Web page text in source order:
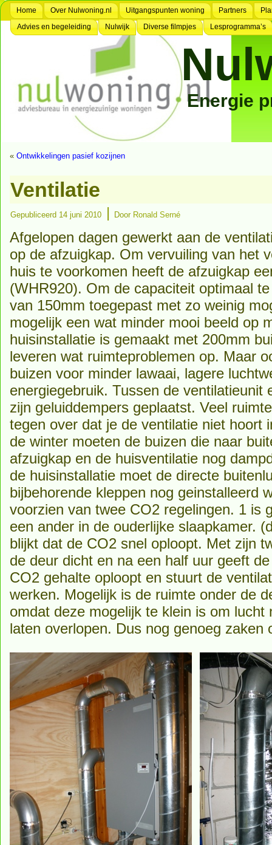
Home Over Nulwoning.nl Uitgangspunten woning Partners
Advies en begeleiding
Nulwijk Diverse filmpjes Lesprogramma’s
Energie
« Ontwikkelingen pasief kozijnen
Ventilatie
Gepubliceerd 14 juni 2010 | Door Ronald Serné
Afgelopen dagen gewerkt aan de
op de afzuigkap. Om vervuiling van het
huis te voorkomen heeft de afzuigkap
(WHR920). Om de capaciteit optimaal
van 150mm toegepast met zo weinig
mogelijk een wat minder mooi beeld op
huisinstallatie is gemaakt met 200mm
leveren wat ruimteproblemen op. Maar
buizen voor minder lawaai, lagere
energiegebruik. Tussen de ventilatieunit
zijn geluiddempers geplaatst. Veel
tegen over dat je de ventilatie niet hoort
de winter moeten de buizen die naar
afzuigkap en de huisventilatie nog
de huisinstallatie moet de directe
bijbehorende kleppen nog geinstalleerd
voorzien van twee CO2 regelingen. 1 is
een ander in de ouderlijke slaapkamer.
blijkt dat de CO2 snel oploopt. Met zijn
de deur dicht en na een half uur geeft
CO2 gehalte oploopt en stuurt de
werken. Mogelijk is de ruimte onder de
omdat deze mogelijk te klein is om lucht
laten overlopen. Dus nog genoeg zaken